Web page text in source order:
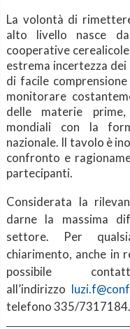
La volontà di
alto livello nasce
cooperative
estrema incertezza
di facile
monitorare
delle materie
mondiali con la
nazionale. Il tavolo è
confronto e
partecipanti.
Considerata la
darne la massima
settore. Per
chiarimento, anche in
possibile
all’indirizzo
telefono 335/7317184.